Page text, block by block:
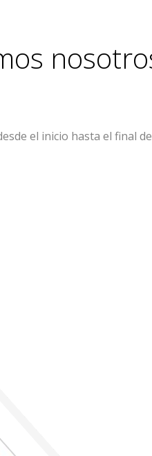
el inicio hasta el final